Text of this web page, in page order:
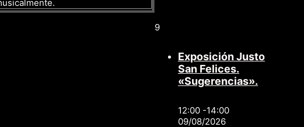
9
Exposición Justo
San Felices.
«Sugerencias».
12:00 -14:00
09/08/2026